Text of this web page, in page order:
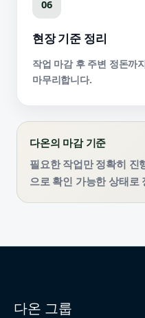
06
현장 기준 정리
작업 마감 후 주변 정돈까
마무리합니다.
다온의 마감 기준
필요한 작업만 정확히 진
으로 확인 가능한 상태로
다온 그룹